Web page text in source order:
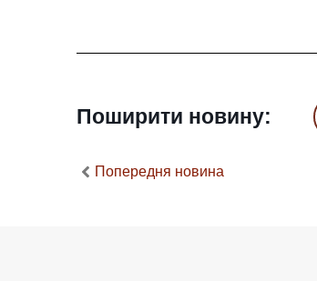
Поширити новину:
Попередня новина